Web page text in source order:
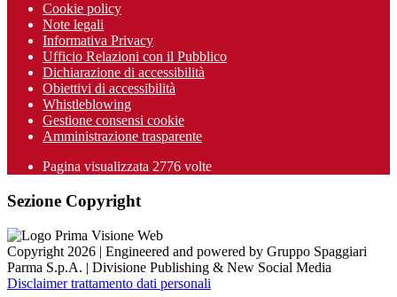
Cookie policy
Note legali
Informativa Privacy
Ufficio Relazioni con il Pubblico
Dichiarazione di accessibilità
Obiettivi di accessibilità
Whistleblowing
Gestione consensi cookie
Amministrazione trasparente
Pagina visualizzata 2776 volte
Sezione Copyright
Copyright 2026 | Engineered and powered by Gruppo Spaggiari
Parma S.p.A. | Divisione Publishing & New Social Media
Disclaimer trattamento dati personali